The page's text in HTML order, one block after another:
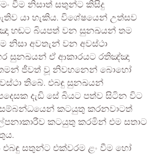
වීම නිසාත් සතුන්ට කිසිදු
යා හැකිය. විශේෂයෙන් උත්සව
හඬට බියපත් වන සුනඛයන් තම
නිසා අවතැන් වන අවස්ථා
සුනඛයන් ඒ ආකාරයට රතිඤ්ඤා
ජීවත් වූ නිවහනෙන් බොහෝ
තිබේ. එබඳු සුනඛයන්
දැඩි සේ බියට පත්ව සිටින විට
සම්බන්ධයෙන් කටයුතු කරනවාටත්
කටයුතු කරමින් එම සතාට
සතුන්ට එක්වරම ළං වීම හෝ